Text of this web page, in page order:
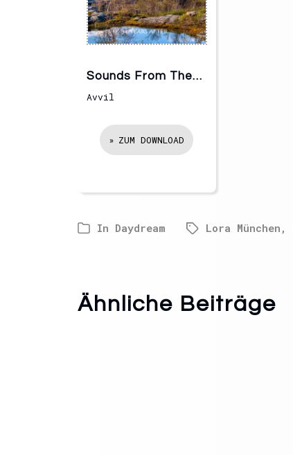
Sounds From The
Marshes
Avvil
ZUM DOWNLOAD
In Daydream Lora München ,
Ähnliche Beiträge